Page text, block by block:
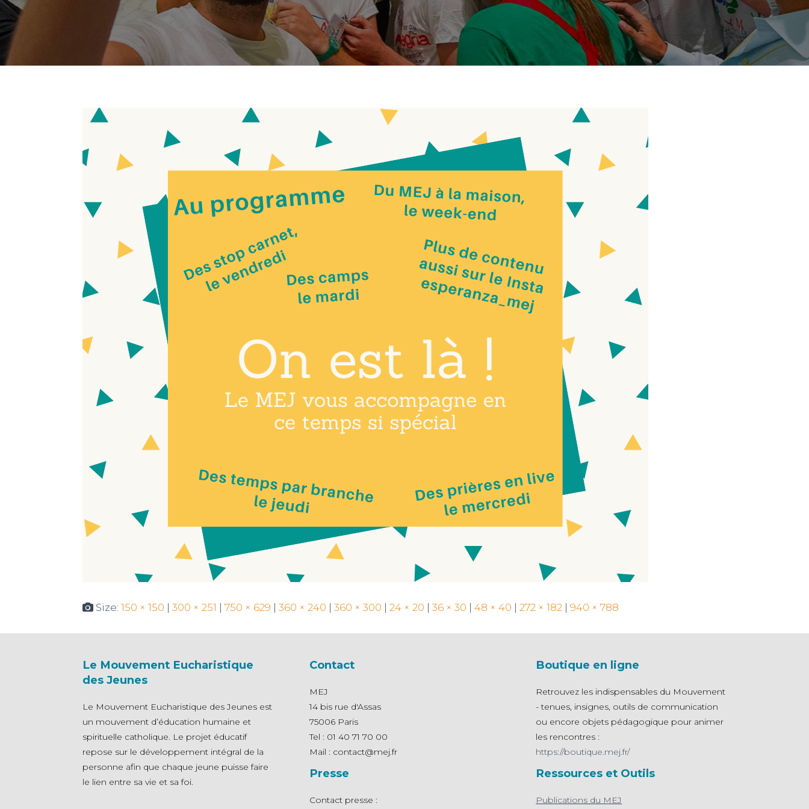
Size: 150 × 150 300 × 251 750 × 629 360 × 240 360 × 300 24 × 20 36 × 30 48 × 40 272 × 182 940 × 788
Le Mouvement Eucharistique
des Jeunes
Le Mouvement Eucharistique des Jeunes est
un mouvement d’éducation humaine et
spirituelle catholique. Le projet éducatif
repose sur le développement intégral de la
personne afin que chaque jeune puisse faire
le lien entre sa vie et sa foi.
Contact
MEJ
14 bis rue d'Assas
75006 Paris
Tel : 01 40 71 70 00
Mail : contact@mej.fr
Presse
Contact presse :
Boutique en ligne
Retrouvez les indispensables du Mouvement
- tenues, insignes, outils de communication
ou encore objets pédagogique pour animer
les rencontres :
https://boutique.mej.fr/
Ressources et Outils
Publications du MEJ